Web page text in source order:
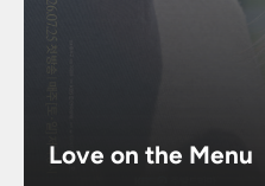
Love on the Menu